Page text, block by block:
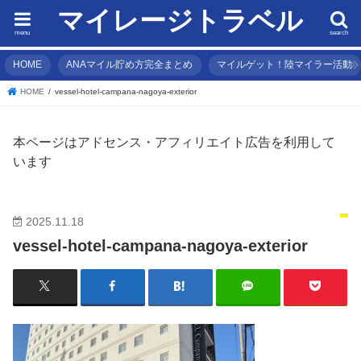
マイレージトラベル search
menu
HOME ANAマイル貯め方完全まとめ マイルゲット！陸マイラー活動
HOME vessel-hotel-campana-nagoya-exterior
本ページはアドセンス・アフィリエイト広告を利用して
います
2025.11.18
vessel-hotel-campana-nagoya-exterior